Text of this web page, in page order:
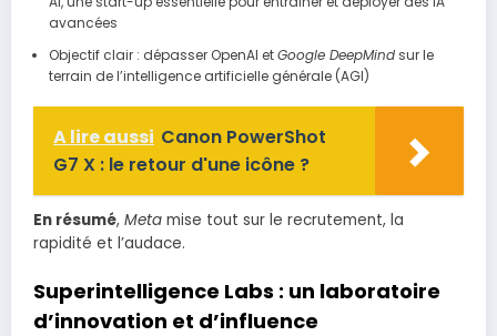
avancées
Objectif clair : dépasser OpenAI etGoogle DeepMindsur le
terrain de l’intelligence artificielle générale (AGI)
A lire aussi Canon PowerShot
G7 X : le retour d'une icône ?
En résumé, Meta mise tout sur le recrutement, la
rapidité et l’audace.
Superintelligence Labs : un laboratoire
d’innovation et d’influence